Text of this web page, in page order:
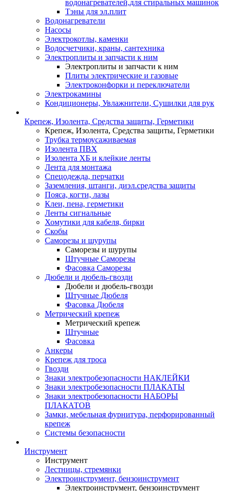
водонагревателей,для стиральных машинок
Тэны для эл.плит
Водонагреватели
Насосы
Электрокотлы, каменки
Водосчетчики, краны, сантехника
Электроплиты и запчасти к ним
Электроплиты и запчасти к ним
Плиты электрические и газовые
Электроконфорки и переключатели
Электрокамины
Кондиционеры, Увлажнители, Сушилки для рук
Крепеж, Изолента, Средства защиты, Герметики
Крепеж, Изолента, Средства защиты, Герметики
Трубка термоусаживаемая
Изолента ПВХ
Изолента ХБ и клейкие ленты
Лента для монтажа
Спецодежда, перчатки
Заземления, штанги, диэл.средства защиты
Пояса, когти, лазы
Клеи, пена, герметики
Ленты сигнальные
Хомутики для кабеля, бирки
Скобы
Саморезы и шурупы
Саморезы и шурупы
Штучные Саморезы
Фасовка Саморезы
Дюбели и дюбель-гвозди
Дюбели и дюбель-гвозди
Штучные Дюбеля
Фасовка Дюбеля
Метрический крепеж
Метрический крепеж
Штучные
Фасовка
Анкеры
Крепеж для троса
Гвозди
Знаки электробезопасности НАКЛЕЙКИ
Знаки электробезопасности ПЛАКАТЫ
Знаки электробезопасности НАБОРЫ
ПЛАКАТОВ
Замки, мебельная фурнитура, перфорированный
крепеж
Системы безопасности
Инструмент
Инструмент
Лестницы, стремянки
Электроинструмент, бензоинструмент
Электроинструмент, бензоинструмент